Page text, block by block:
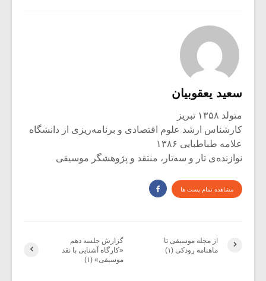
سعید یعقوبیان
متولد ۱۳۵۸ تبریز
کارشناس ارشد علوم اقتصادی و برنامه‌ریزی از دانشگاه
علامه طباطبایی ۱۳۸۶
نوازنده‌ی تار و سه‌تار، منتقد و پژوهشگر موسیقی
مشاهده تمام پست ها
گزارش جلسه دهم
«کارگاه آشنایی با نقد
موسیقی» (۱)
از مجله موسیقی تا
ماهنامه رودکی (۱)